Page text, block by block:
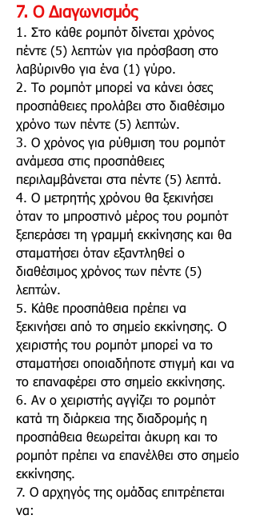
7. Ο Διαγωνισμός
1. Στο κάθε ρομπότ δίνεται χρόνος
πέντε (5) λεπτών για πρόσβαση στο
λαβύρινθο για ένα (1) γύρο.
2. Το ρομπότ μπορεί να κάνει όσες
προσπάθειες προλάβει στο διαθέσιμο
χρόνο των πέντε (5) λεπτών.
3. Ο χρόνος για ρύθμιση του ρομπότ
ανάμεσα στις προσπάθειες
περιλαμβάνεται στα πέντε (5) λεπτά.
4. Ο μετρητής χρόνου θα ξεκινήσει
όταν το μπροστινό μέρος του ρομπότ
ξεπεράσει τη γραμμή εκκίνησης και θα
σταματήσει όταν εξαντληθεί ο
διαθέσιμος χρόνος των πέντε (5)
λεπτών.
5. Κάθε προσπάθεια πρέπει να
ξεκινήσει από το σημείο εκκίνησης. Ο
χειριστής του ρομπότ μπορεί να το
σταματήσει οποιαδήποτε στιγμή και να
το επαναφέρει στο σημείο εκκίνησης.
6. Αν ο χειριστής αγγίζει το ρομπότ
κατά τη διάρκεια της διαδρομής η
προσπάθεια θεωρείται άκυρη και το
ρομπότ πρέπει να επανέλθει στο σημείο
εκκίνησης.
7. Ο αρχηγός της ομάδας επιτρέπεται
να: